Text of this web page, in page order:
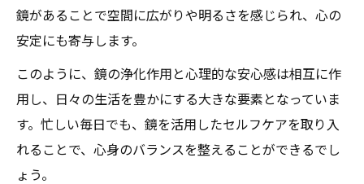
鏡があることで空間に広がりや明るさを感じられ、心の
安定にも寄与します。
このように、鏡の浄化作用と心理的な安心感は相互に作
用し、日々の生活を豊かにする大きな要素となっていま
す。忙しい毎日でも、鏡を活用したセルフケアを取り入
れることで、心身のバランスを整えることができるでし
ょう。